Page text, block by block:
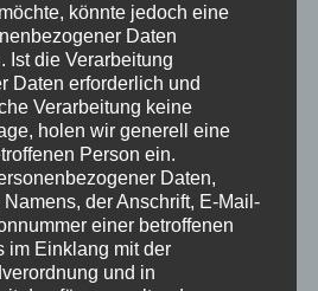
könnte jedoch eine
Daten
Ist die Verarbeitung
Daten erforderlich und
Verarbeitung keine
holen wir generell eine
Person ein.
Daten,
der Anschrift, E-Mail-
einer betroffenen
im Einklang mit der
und in